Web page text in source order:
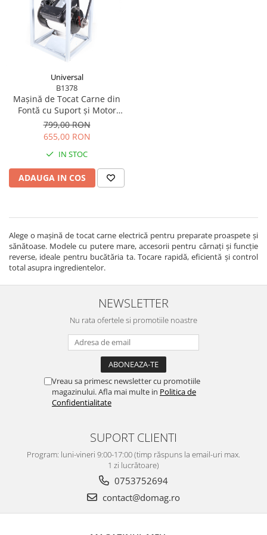
Mașini de șlefuit
Măști de sudură
Nivele cu bulă
Polizoare unghiulare
Capsatoare
Accesorii pentru drujbă
Echipamente de protecție
Foarfece tablă
Foarfeci Grădină
Instalații sanitare
Mașină de tocat carne
Mori electrice
Oale și vase de gătit
Presostate/Regulatoare de
Prelate și Folii de Protecție
Prelungitoare
Rindele electrice
Accesorii pentru polizor
Accesorii scule electrice
Universal
B1378
Mașină de Tocat Carne din
Fontă cu Suport și Motor
Electric 1500W
799,00 RON
655,00 RON
IN STOC
ADAUGA IN COS
Alege o mașină de tocat carne electrică pentru preparate proaspete și
sănătoase. Modele cu putere mare, accesorii pentru cârnați și funcție
reverse, ideale pentru bucătăria ta. Tocare rapidă, eficientă și control
total asupra ingredientelor.
NEWSLETTER
Nu rata ofertele si promotiile noastre
Vreau sa primesc newsletter cu promotiile
magazinului. Afla mai multe in Politica de
Confidentialitate
SUPORT CLIENTI
Program: luni-vineri 9:00-17:00 (timp răspuns la email-uri max.
1 zi lucrătoare)
0753752694
contact@domag.ro